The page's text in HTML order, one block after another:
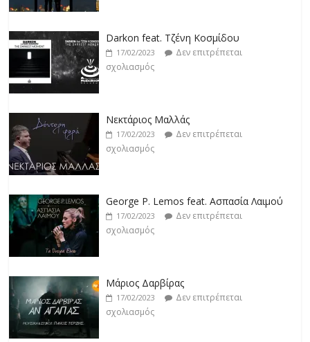
Darkon feat. Τζένη Κοσμίδου
17/02/2023
Δεν επιτρέπεται
σχολιασμός
Νεκτάριος Μαλλάς
17/02/2023
Δεν επιτρέπεται
σχολιασμός
George P. Lemos feat. Ασπασία Λαιμού
17/02/2023
Δεν επιτρέπεται
σχολιασμός
Μάριος Δαρβίρας
17/02/2023
Δεν επιτρέπεται
σχολιασμός